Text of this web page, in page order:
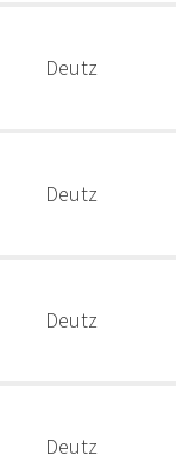
Deutz
Deutz
Deutz
Deutz